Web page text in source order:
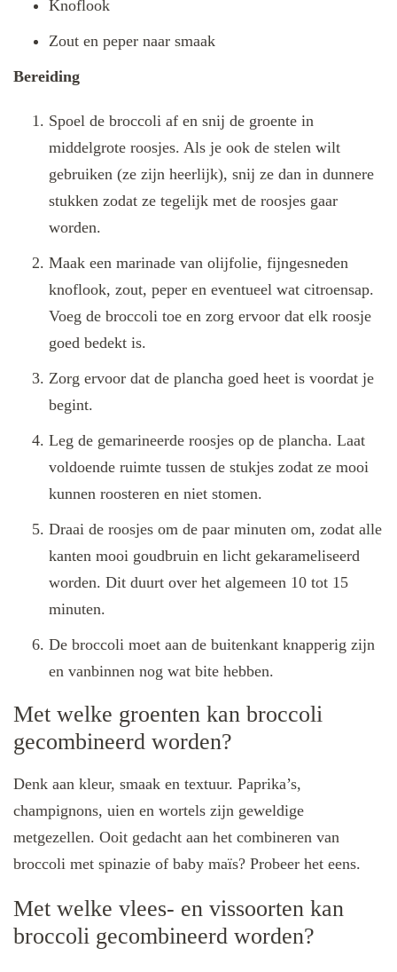
Knoflook
Zout en peper naar smaak
Bereiding
Spoel de broccoli af en snij de groente in
middelgrote roosjes. Als je ook de stelen wilt
gebruiken (ze zijn heerlijk), snij ze dan in dunnere
stukken zodat ze tegelijk met de roosjes gaar
worden.
Maak een marinade van olijfolie, fijngesneden
knoflook, zout, peper en eventueel wat citroensap.
Voeg de broccoli toe en zorg ervoor dat elk roosje
goed bedekt is.
Zorg ervoor dat de plancha goed heet is voordat je
begint.
Leg de gemarineerde roosjes op de plancha. Laat
voldoende ruimte tussen de stukjes zodat ze mooi
kunnen roosteren en niet stomen.
Draai de roosjes om de paar minuten om, zodat alle
kanten mooi goudbruin en licht gekarameliseerd
worden. Dit duurt over het algemeen 10 tot 15
minuten.
De broccoli moet aan de buitenkant knapperig zijn
en vanbinnen nog wat bite hebben.
Met welke groenten kan broccoli
gecombineerd worden?
Denk aan kleur, smaak en textuur. Paprika’s,
champignons, uien en wortels zijn geweldige
metgezellen. Ooit gedacht aan het combineren van
broccoli met spinazie of baby maïs? Probeer het eens.
Met welke vlees- en vissoorten kan
broccoli gecombineerd worden?